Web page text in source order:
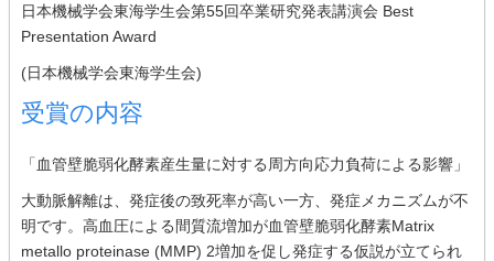
日本機械学会東海学生会第55回卒業研究発表講演会 Best
Presentation Award
(日本機械学会東海学生会)
受賞の内容
「血管壁脆弱化酵素産生量に対する周方向応力負荷による影響」
大動脈解離は、発症後の致死率が高い一方、発症メカニズムが不
明です。高血圧による間質流増加が血管壁脆弱化酵素Matrix
metallo proteinase (MMP) 2増加を促し発症する仮説が立てられ